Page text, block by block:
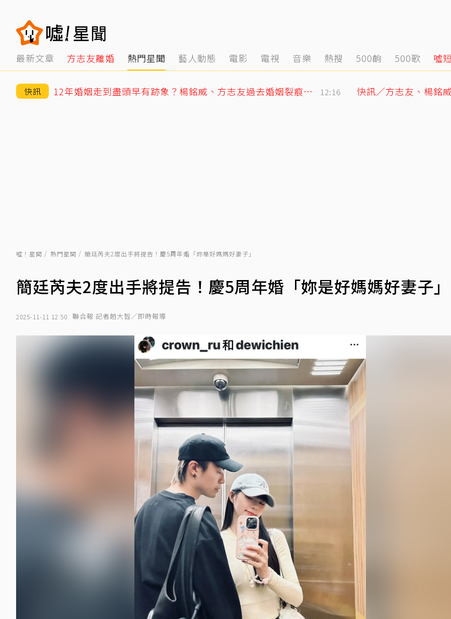
最新文章 方志友離婚 熱門星聞 藝人動態 電影 電視 音樂 熱搜 500齣 500歌 噓
快訊 12年婚姻走到盡頭早有跡象？楊銘威、方志友過去婚姻裂痕一次看 12:16
噓！星聞 熱門星聞 簡廷芮夫2度出手將提告！慶5周年婚「妳是好媽媽好妻子」
簡廷芮夫2度出手將提告！慶5周年婚「妳是好媽媽好妻子」
2025-11-11 12:50 聯合報 記者趙大智／即時報導